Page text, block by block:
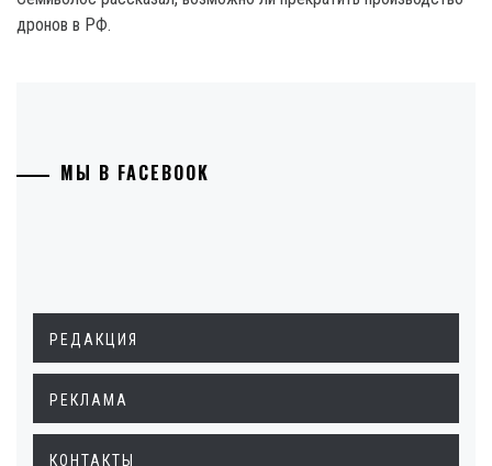
дронов в РФ.
МЫ В FACEBOOK
РЕДАКЦИЯ
РЕКЛАМА
КОНТАКТЫ